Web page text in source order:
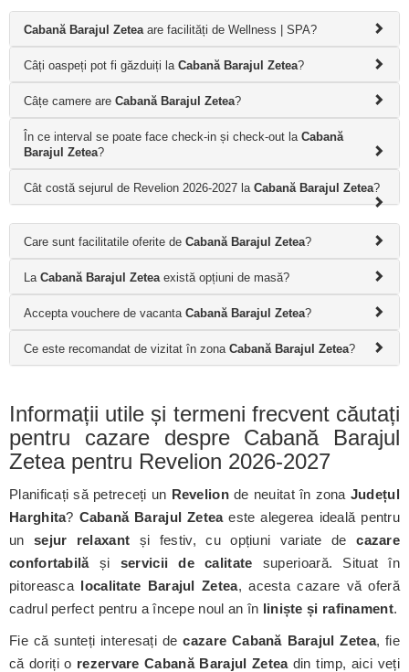
Cabană Barajul Zetea are facilități de Wellness | SPA?
Câți oaspeți pot fi găzduiți la Cabană Barajul Zetea?
Câțe camere are Cabană Barajul Zetea?
În ce interval se poate face check-in și check-out la Cabană
Barajul Zetea?
Cât costă sejurul de Revelion 2026-2027 la Cabană Barajul Zetea?
Care sunt facilitatile oferite de Cabană Barajul Zetea?
La Cabană Barajul Zetea există opțiuni de masă?
Accepta vouchere de vacanta Cabană Barajul Zetea?
Ce este recomandat de vizitat în zona Cabană Barajul Zetea?
Informații utile și termeni frecvent căutați
pentru cazare despre Cabană Barajul
Zetea pentru Revelion 2026-2027
Planificați să petreceți un Revelionde neuitat în zona Județul
Harghita? Cabană Barajul Zeteaeste alegerea ideală pentru
un sejur relaxant și festiv, cu opțiuni variate decazare
confortabilăși servicii de calitate superioară. Situat în
pitoreasca localitate Barajul Zetea, acesta cazare vă oferă
cadrul perfect pentru a începe noul an în liniște și rafinament.
Fie că sunteți interesați decazare Cabană Barajul Zetea, fie
că doriți o rezervare Cabană Barajul Zeteadin timp, aici veți